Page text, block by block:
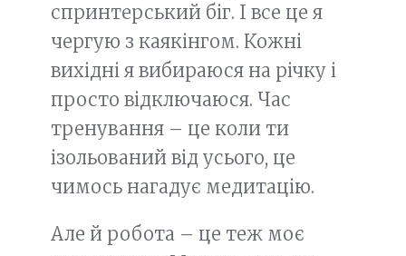
спринтерський біг. І все це я
чергую з каякінгом. Кожні
вихідні я вибираюся на річку і
просто відключаюся. Час
тренування – це коли ти
ізольований від усього, це
чимось нагадує медитацію.
Але й робота – це теж моє